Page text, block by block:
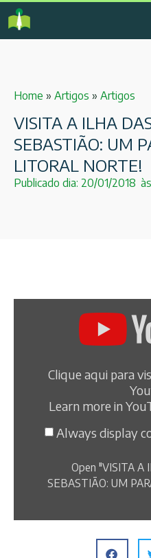
Home » Artigos » Artigos
VISITA A ILHA
SEBASTIÃO: UM
LITORAL NORTE!
Publicado dia: 20/01/2018 às
Clique aqui para
Learn more in
Always display
Open "VISITA A
SEBASTIÃO: UM